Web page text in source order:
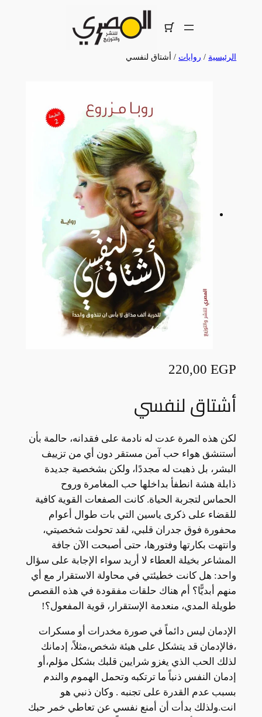
الرئيسية / روايات / أشتاق لنفسي
220,00EGP
أشتاق لنفسي
لكن هذه المرة عدت له نادمة على فقدانه، حالمة بأن
أستنشق هواء حب آمن مستقر دون أي من تزييف
البشر، بل ذهبت له مجددًا، ولكن بشخصية جديدة
ذابلة هشة انطفأ بداخلها حب المغامرة وروح
الحماس لتجربة الحياة. كانت الصفعات القوية كافية
للقضاء على ذكرى ياسين التي بات طوال أعوام
محفورة فوق جدران قلبي، لقد تحولت شخصيتي،
وانتهت بكارتها وفتورها، حتى أصبحت الآن جافة
المشاعر بخيلة العطاء لا أريد سواء الإجابة على سؤال
واحد: هل كانت خطيئتي في محاولة الاستقرار مع أي
منهم أبديًّا؟ أم هناك حلقات مفقودة في هذه القصص
طويلة المدي، منعدمة الإستقرار، قوية المفعول؟!
الإدمان ليس دائماً في صورة مخدرات أو مسكرات
،فالإدمان قد يتشكل على هيئة شخص،مثلاً، إدمانك
لذلك الحب الذي يغزو شرايين قلبك بشكل مؤلم،أو
إدمان النفس ذنباً ما ترتكبه وتحمل الهموم والندم
بسبب عدم القدرة على تجنبه . وكان ذنبي هو
انت.ولذلك بدأت أن أمنع نفسي عن تعاطي خمر حبك